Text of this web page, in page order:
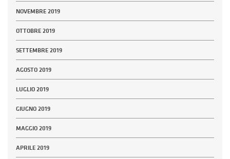
NOVEMBRE 2019
OTTOBRE 2019
SETTEMBRE 2019
AGOSTO 2019
LUGLIO 2019
GIUGNO 2019
MAGGIO 2019
APRILE 2019